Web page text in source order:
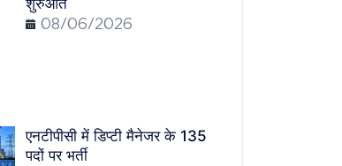
शुरुआत
08/06/2026
एनटीपीसी में डिप्टी मैनेजर के 135
पदों पर भर्ती